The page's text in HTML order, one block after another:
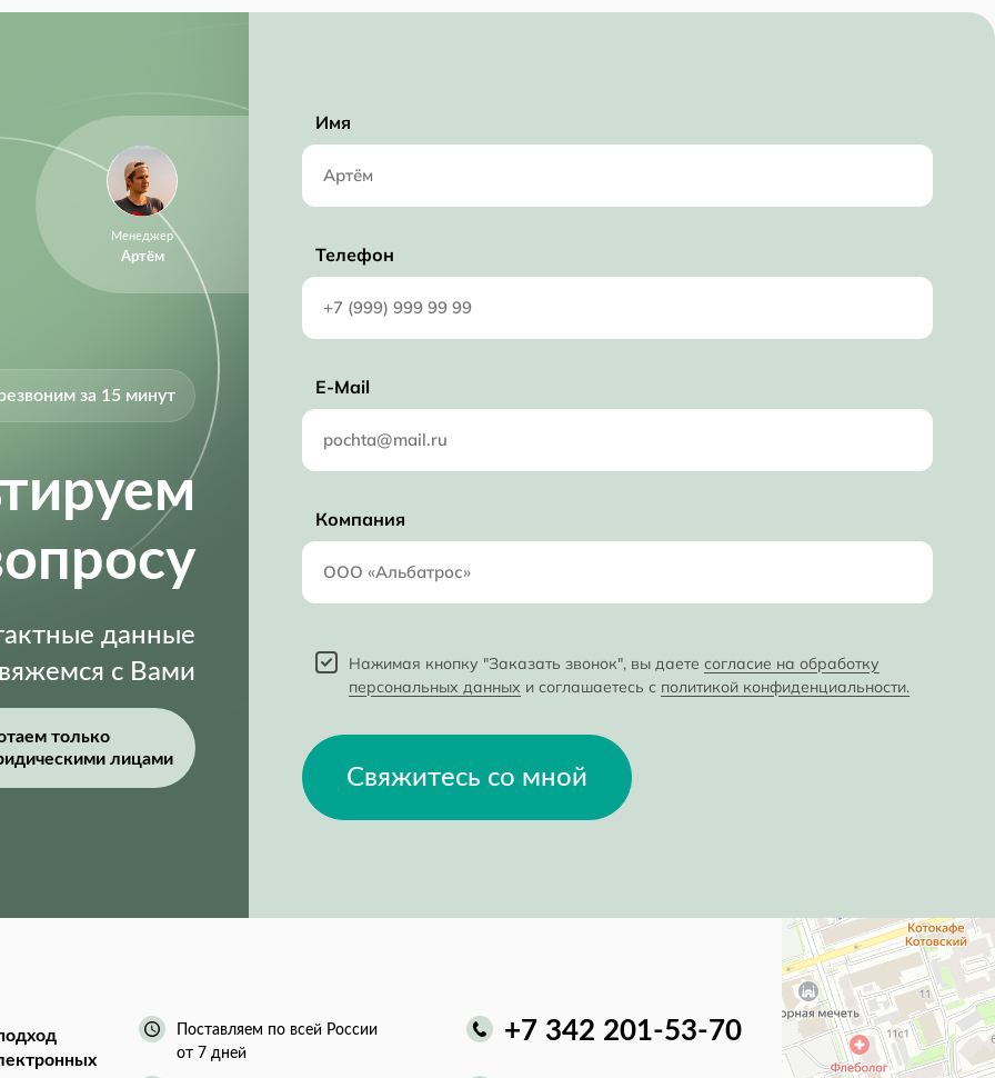
188.9 ksps
2.97 mm
1.65 mm
740 µA
2.70V (min)
Менеджер
Артём
за 15 минут
данные
с Вами
только
лицами
Имя
Телефон
E-Mail
Компания
Нажимая кнопку "Заказать звонок", вы даете согласие на обработку
персональных данных и соглашаетесь с политикой конфиденциальности.
Свяжитесь со мной
Поставляем по всей России
от 7 дней
+7 342 201-53-70